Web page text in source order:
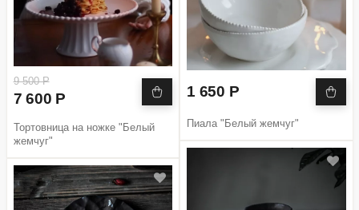
9 500 Р
7 600 Р
Тортовница на ножке "Белый
жемчуг"
1 650 Р
Пиала "Белый жемчуг"